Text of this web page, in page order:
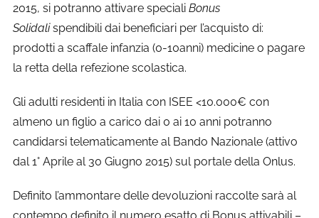
2015, si potranno attivare speciali Bonus
Solidalispendibili dai beneficiari per l’acquisto di:
prodotti a scaffale infanzia (0-10anni) medicine o pagare
la retta della refezione scolastica.
Gli adulti residenti in Italia con ISEE <10.000€ con
almeno un figlio a carico dai 0 ai 10 anni potranno
candidarsi telematicamente al Bando Nazionale (attivo
dal 1° Aprile al 30 Giugno 2015) sul portale della Onlus.
Definito l’ammontare delle devoluzioni raccolte sarà al
contempo definito il numero esatto di Bonus attivabili –